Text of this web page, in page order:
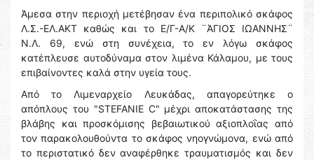
Άμεσα στην περιοχή μετέβησαν ένα περιπολικό σκάφος
Λ.Σ.-ΕΛ.ΑΚΤ καθώς και το Ε/Γ-Α/Κ ¨ΆΓΙΟΣ ΙΩΑΝΝΗΣ¨
Ν.Λ. 69, ενώ στη συνέχεια, το εν λόγω σκάφος
κατέπλευσε αυτοδύναμα στον λιμένα Κάλαμου, με τους
επιβαίνοντες καλά στην υγεία τους.
Από το Λιμεναρχείο Λευκάδας, απαγορεύτηκε ο
απόπλους του "STEFANIE C" μέχρι αποκατάστασης της
βλάβης και προσκόμισης βεβαιωτικού αξιοπλοΐας από
τον παρακολουθούντα το σκάφος νηογνώμονα, ενώ από
το περιστατικό δεν αναφέρθηκε τραυματισμός και δεν